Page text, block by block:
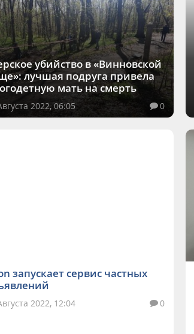
убийство в «Винновской
лучшая подруга привела
мать на смерть
2022, 06:05 0
запускает сервис частных
2022, 12:04 0